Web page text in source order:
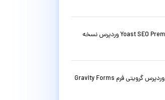
افزونه فارسی سئو Yoast SEO Premium وردپرس نسخه
افزونه فرم ساز حرفه ای وردپرس گرویتی فرم Gravity Forms